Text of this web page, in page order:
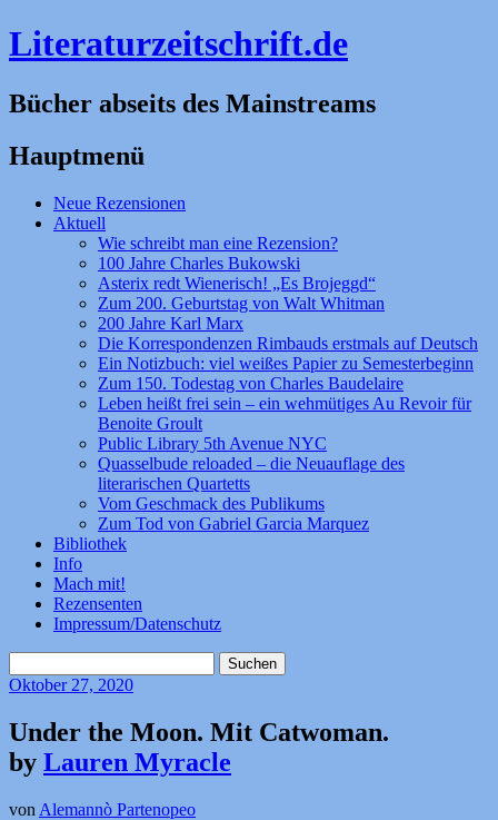
Literaturzeitschrift.de
Bücher abseits des Mainstreams
Hauptmenü
Zum
Inhalt
Neue Rezensionen
Aktuell
Wie schreibt man eine Rezension?
100 Jahre Charles Bukowski
Asterix redt Wienerisch! „Es Brojeggd“
Zum 200. Geburtstag von Walt Whitman
200 Jahre Karl Marx
Die Korrespondenzen Rimbauds erstmals auf Deutsch
Ein Notizbuch: viel weißes Papier zu Semesterbeginn
Zum 150. Todestag von Charles Baudelaire
Leben heißt frei sein – ein wehmütiges Au Revoir für
Benoite Groult
Public Library 5th Avenue NYC
Quasselbude reloaded – die Neuauflage des
literarischen Quartetts
Vom Geschmack des Publikums
Zum Tod von Gabriel Garcia Marquez
Bibliothek
Info
Mach mit!
Rezensenten
Impressum/Datenschutz
nach:
Oktober27, 2020
Under the Moon. Mit Catwoman.
by Lauren Myracle
von Alemannò Partenopeo